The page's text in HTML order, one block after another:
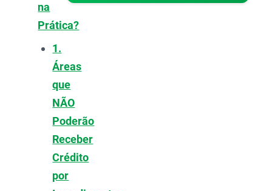
na
Prática?
1.
Áreas
que
NÃO
Poderão
Receber
Crédito
por